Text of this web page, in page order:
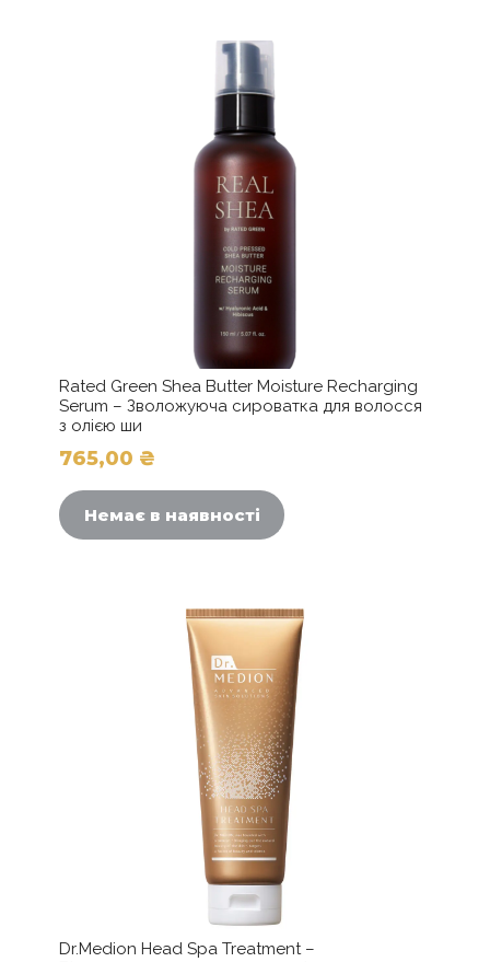
Параметри
можна
вибрати
сторінці
товару
Rated Green Shea Butter Moisture Recharging
Serum – Зволожуюча сироватка для волосся
з олією ши
765,00 ₴
Немає в наявності
Dr.Medion Head Spa Treatment –